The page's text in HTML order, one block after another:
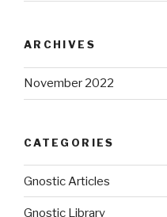
ARCHIVES
November 2022
CATEGORIES
Gnostic Articles
Gnostic Library